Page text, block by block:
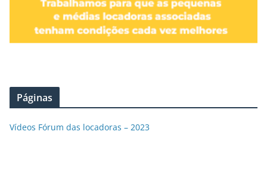
Páginas
Vídeos Fórum das locadoras – 2023